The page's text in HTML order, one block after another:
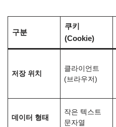
구분
쿠키
(Cookie)
저장 위치
클라이언트
(브라우저)
데이터 형태
작은 텍스트
문자열